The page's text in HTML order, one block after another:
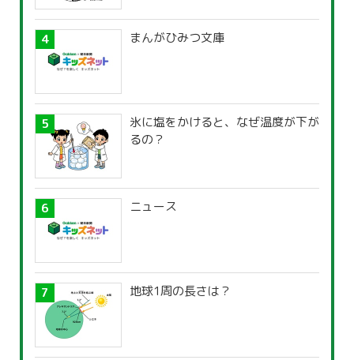
まんがひみつ文庫
氷に塩をかけると、なぜ温度が下が
るの？
ニュース
地球1周の長さは？